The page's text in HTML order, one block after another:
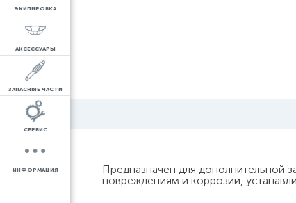
ЭКИПИРОВКА
АКСЕССУАРЫ
ЗАПАСНЫЕ ЧАСТИ
СЕРВИС
ИНФОРМАЦИЯ
Предназначен для дополнительной
повреждениям и коррозии,